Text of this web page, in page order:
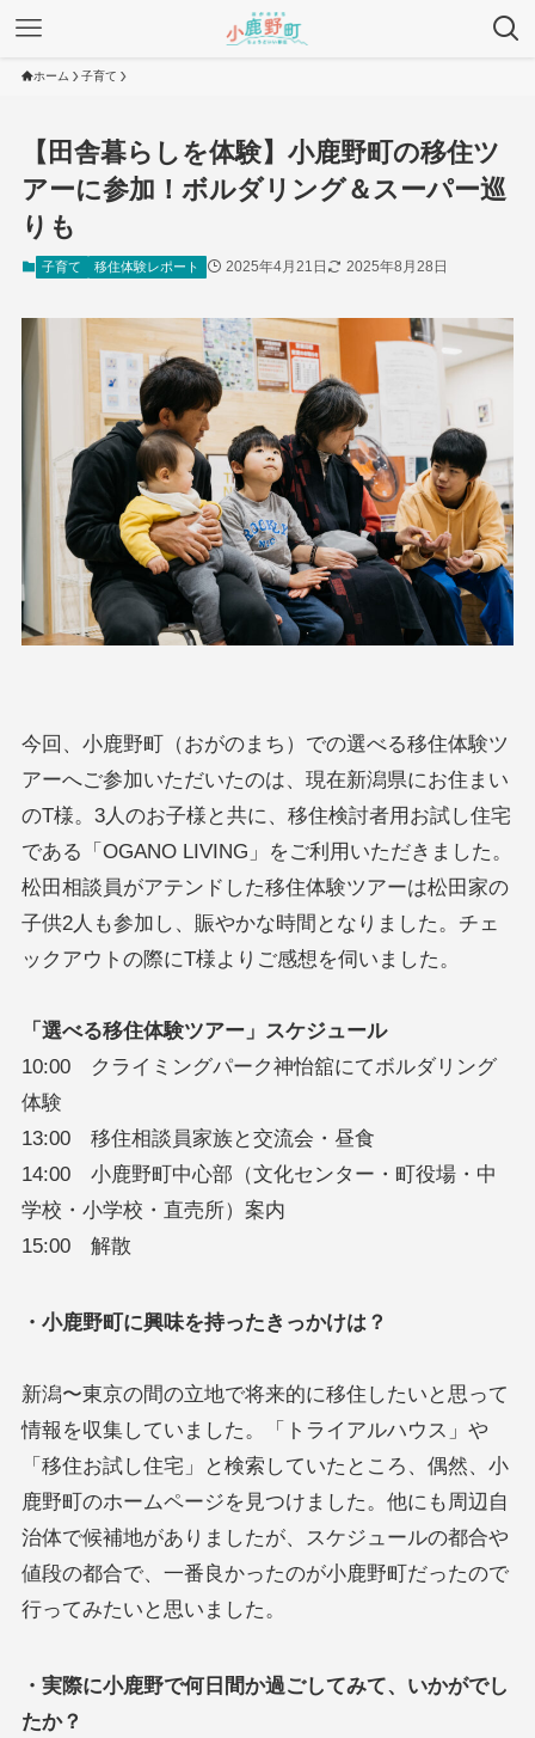
ホーム 子育て
【田舎暮らしを体験】小鹿野町の移住ツ
アーに参加！ボルダリング＆スーパー巡
りも
子育て 移住体験レポート 2025年4月21日 2025年8月28日
今回、小鹿野町（おがのまち）での選べる移住体験ツ
アーへご参加いただいたのは、現在新潟県にお住まい
のT様。3人のお子様と共に、移住検討者用お試し住宅
である「OGANO LIVING」をご利用いただきました。
松田相談員がアテンドした移住体験ツアーは松田家の
子供2人も参加し、賑やかな時間となりました。チェ
ックアウトの際にT様よりご感想を伺いました。
「選べる移住体験ツアー」スケジュール
10:00 クライミングパーク神怡舘にてボルダリング
体験
13:00 移住相談員家族と交流会・昼食
14:00 小鹿野町中心部（文化センター・町役場・中
学校・小学校・直売所）案内
15:00 解散
・小鹿野町に興味を持ったきっかけは？
新潟〜東京の間の立地で将来的に移住したいと思って
情報を収集していました。「トライアルハウス」や
「移住お試し住宅」と検索していたところ、偶然、小
鹿野町のホームページを見つけました。他にも周辺自
治体で候補地がありましたが、スケジュールの都合や
値段の都合で、一番良かったのが小鹿野町だったので
行ってみたいと思いました。
・実際に小鹿野で何日間か過ごしてみて、いかがでし
たか？